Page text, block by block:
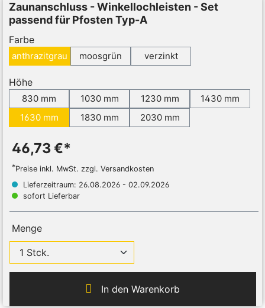
Zaunanschluss - Winkellochleisten - Set
passend für Pfosten Typ-A
Farbe
anthrazitgrau moosgrün verzinkt
Höhe
830 mm 1030 mm 1230 mm
1430 mm
1630 mm
1830 mm 2030 mm
46,73 €*
*Preise inkl. MwSt. zzgl. Versandkosten
Lieferzeitraum: 26.08.2026 - 02.09.2026
sofort Lieferbar
Menge
In den Warenkorb